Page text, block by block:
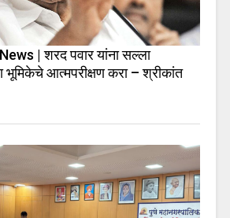
| शरद पवार यांना सल्ला
भूमिकेचे आत्मपरीक्षण करा – श्रीकांत